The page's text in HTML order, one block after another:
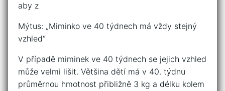
aby z
Mýtus: „Miminko ve 40 týdnech má vždy stejný
vzhled“
V případě miminek ve 40 týdnech se jejich vzhled
může velmi lišit. Většina dětí má v 40. týdnu
průměrnou hmotnost přibližně 3 kg a délku kolem